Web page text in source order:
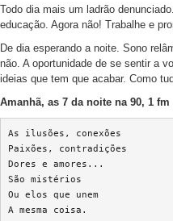
Todo dia mais um ladrão
educação. Agora não! Trabalhe e
De dia esperando a noite. Sono
não. A oportunidade de se sentir a
ideias que tem que acabar. Como
Amanhã, as 7 da noite na 90, 1
As ilusões, conexões
Paixões, contradições
Dores e amores...
São mistérios
Ou elos que unem